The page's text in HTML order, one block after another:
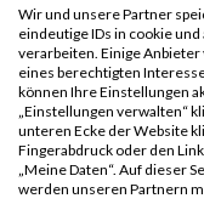
B2Run Aachen
2024
Einzelwertung
männlich
2270
B2Run Aachen
2024
Teamwertung
männlich
2270
Wir und unsere Partner
eindeutige IDs in cookie
verarbeiten. Einige
eines berechtigten
können Ihre Einstellungen
„Einstellungen verwalten“
unteren Ecke der Website
Fingerabdruck oder den
„Meine Daten“. Auf dieser
werden unseren Partnern